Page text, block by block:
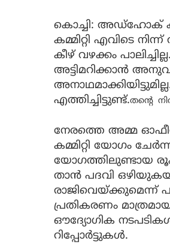
കൊച്ചി: അഡ്ഹോക്
കമ്മിറ്റി എവിടെ
കീഴ് വഴക്കം
അട്ടിമറിക്കാൻ
എത്തിച്ചിട്ടുണ്ട്.തന്റെ
നേരത്തെ അമ്മ
കമ്മിറ്റി യോഗം
യോഗത്തിലുണ്ടായ
താൻ പദവി
പ്രതികരണം
ഔദ്യോഗിക
റിപ്പോർട്ടുകൾ.